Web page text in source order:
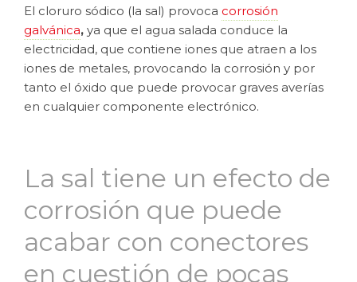
El cloruro sódico (la sal) provoca corrosión
galvánica, ya que el agua salada conduce la
electricidad, que contiene iones que atraen a los
iones de metales, provocando la corrosión y por
tanto el óxido que puede provocar graves averías
en cualquier componente electrónico.
La sal tiene un efecto de
corrosión que puede
acabar con conectores
en cuestión de pocas